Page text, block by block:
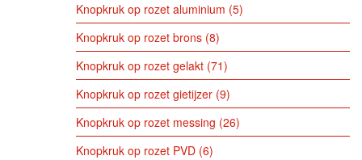
Knopkruk op rozet aluminium 5
Knopkruk op rozet brons 8
Knopkruk op rozet gelakt 71
Knopkruk op rozet gietijzer 9
Knopkruk op rozet messing 26
Knopkruk op rozet PVD 6